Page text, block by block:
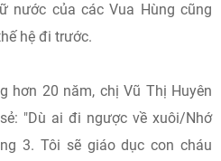
nước của các Vua Hùng cũng
hệ đi trước.
hơn 20 năm, chị Vũ Thị Huyên
"Dù ai đi ngược về xuôi/Nhớ
3. Tôi sẽ giáo dục con cháu